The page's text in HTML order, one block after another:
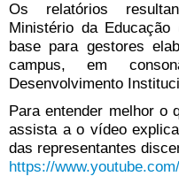
Os relatórios
Ministério da
base para gestores
campus, em
Desenvolvimento
Para entender melhor o
assista a o vídeo
das representantes
https://